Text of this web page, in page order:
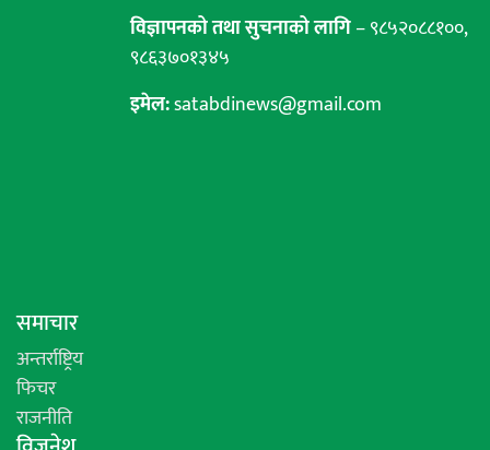
विज्ञापनको तथा सुचनाको लागि– ९८५२०८८१००,
९८६३७०१३४५
इमेल:satabdinews@gmail.com
समाचार
अन्तर्राष्ट्रिय
फिचर
राजनीति